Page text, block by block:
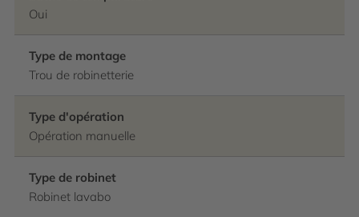
Oui
Type de montage
Trou de robinetterie
Type d'opération
Opération manuelle
Type de robinet
Robinet lavabo